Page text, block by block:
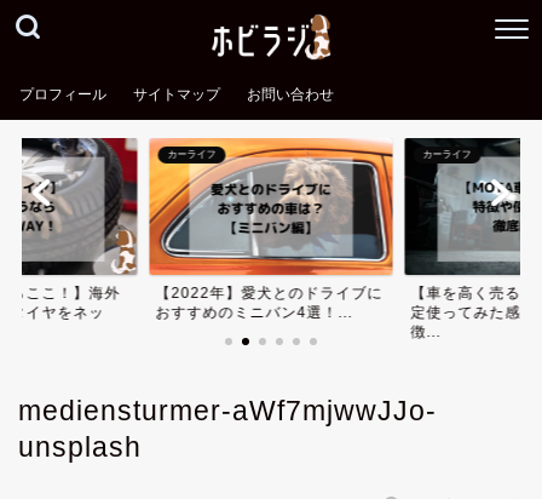
プロフィール サイトマップ お問い合わせ
らここ！】海外
タイヤをネッ
カーライフ
【2022年】愛犬とのドライブに
おすすめのミニバン4選！...
カーライフ
【車を高く売る
定使ってみた感想
徴...
mediensturmer-aWf7mjwwJJo-
unsplash